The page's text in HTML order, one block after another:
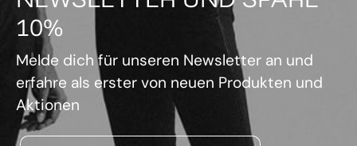
10%
Melde dich für unseren Newsletter an und
erfahre als erster von neuen Produkten und
Aktionen